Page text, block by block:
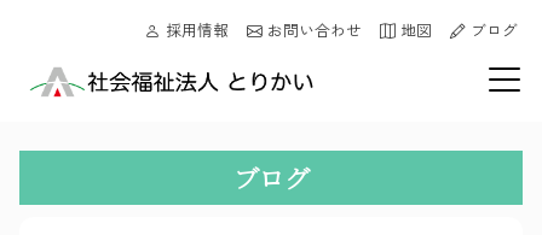
採用情報 お問い合わせ 地図 ブログ
ブログ